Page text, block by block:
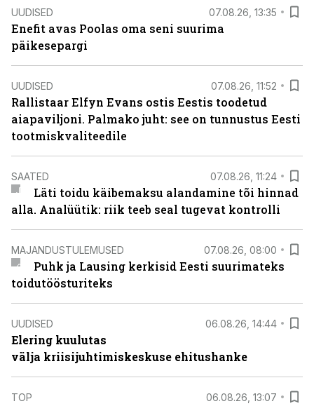
UUDISED 07.08.26, 13:35
Enefit avas Poolas oma seni suurima
päikesepargi
UUDISED 07.08.26, 11:52
Rallistaar Elfyn Evans ostis Eestis toodetud
aiapaviljoni. Palmako juht: see on tunnustus Eesti
tootmiskvaliteedile
SAATED 07.08.26, 11:24
Läti toidu käibemaksu alandamine tõi hinnad
alla. Analüütik: riik teeb seal tugevat kontrolli
MAJANDUSTULEMUSED 07.08.26, 08:00
Puhk ja Lausing kerkisid Eesti suurimateks
toidutöösturiteks
UUDISED 06.08.26, 14:44
Elering kuulutas
välja kriisijuhtimiskeskuse ehitushanke
TOP 06.08.26, 13:07